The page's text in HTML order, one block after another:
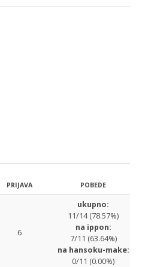
PRIJAVA POBEDE
6
ukupno:
11/14 (78.57%)
na ippon:
7/11 (63.64%)
na hansoku-make:
0/11 (0.00%)